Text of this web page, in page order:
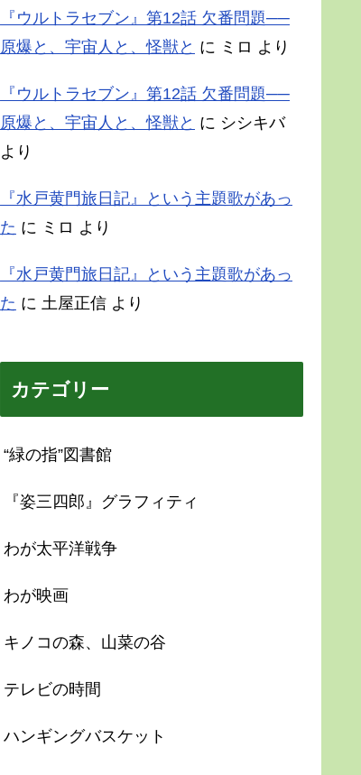
『ウルトラセブン』第12話 欠番問題──
原爆と、宇宙人と、怪獣と に ミロ より
『ウルトラセブン』第12話 欠番問題──
原爆と、宇宙人と、怪獣と に シシキバ
より
『水戸黄門旅日記』という主題歌があっ
た に ミロ より
『水戸黄門旅日記』という主題歌があっ
た に 土屋正信 より
カテゴリー
“緑の指”図書館
『姿三四郎』グラフィティ
わが太平洋戦争
わが映画
キノコの森、山菜の谷
テレビの時間
ハンギングバスケット